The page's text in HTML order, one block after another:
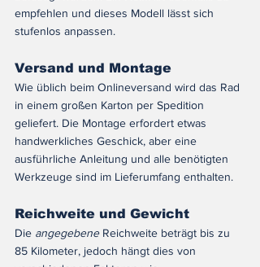
empfehlen und dieses Modell lässt sich
stufenlos anpassen.
Versand und Montage
Wie üblich beim Onlineversand wird das Rad
in einem großen Karton per Spedition
geliefert. Die Montage erfordert etwas
handwerkliches Geschick, aber eine
ausführliche Anleitung und alle benötigten
Werkzeuge sind im Lieferumfang enthalten.
Reichweite und Gewicht
Die angegebene Reichweite beträgt bis zu
85 Kilometer, jedoch hängt dies von